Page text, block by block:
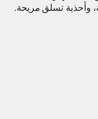
وأحذية تسلق مريحة.